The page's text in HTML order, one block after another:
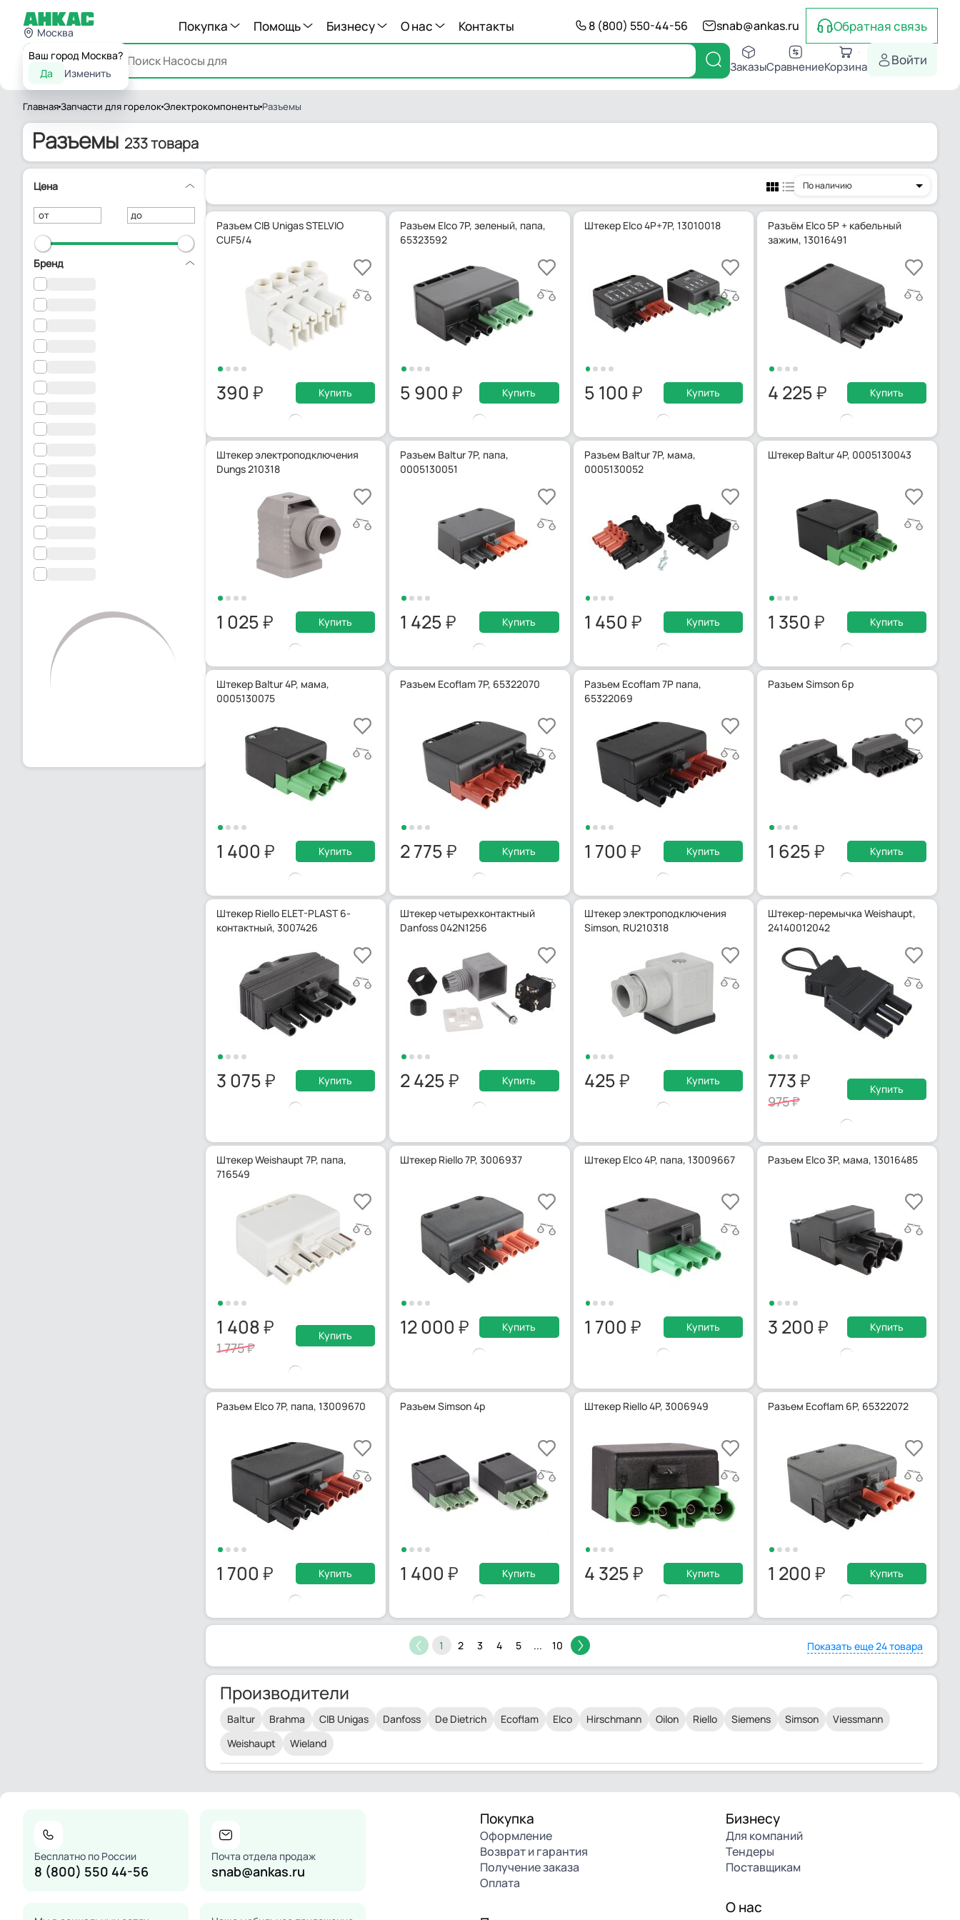
Москва
Ваш город Москва?
Да
Изменить
Покупка Помощь Бизнесу О нас Контакты 8 (800) 550-44-56 snab@ankas.ru Обратная связь
Каталог ЗаказыСравнениеКорзина Войти
ГлавнаяЗапчасти для горелокЭлектрокомпоненты Разъемы
Разъемы 233 товара
Цена
от до
Бренд
По наличию
Разъем CIB Unigas STELVIO
CUF5/4
390 Купить
Разъем Elco 7P, зеленый, папа,
65323592
5 900 Купить
Штекер Elco 4P+7P, 13010018
5 100 Купить
Разъём Elco 5P + кабельный
зажим, 13016491
4 225 Купить
Штекер электроподключения
Dungs 210318
1 025 Купить
Разъем Baltur 7P, папа,
0005130051
1 425 Купить
Разъем Baltur 7P, мама,
0005130052
1 450 Купить
Штекер Baltur 4P, 0005130043
1 350 Купить
Штекер Baltur 4P, мама,
0005130075
1 400 Купить
Разъем Ecoflam 7P, 65322070
2 775 Купить
Разъем Ecoflam 7P папа,
65322069
1 700 Купить
Разъем Simson 6p
1 625 Купить
Штекер Riello ELET-PLAST 6-
контактный, 3007426
3 075 Купить
Штекер четырехконтактный
Danfoss 042N1256
2 425 Купить
Штекер электроподключения
Simson, RU210318
425 Купить
Штекер-перемычка Weishaupt,
24140012042
773
975
Купить
Штекер Weishaupt 7P, папа,
716549
1 408
1 775
Купить
Штекер Riello 7P, 3006937
12 000 Купить
Штекер Elco 4P, папа, 13009667
1 700 Купить
Разъем Elco 3P, мама, 13016485
3 200 Купить
Разъем Elco 7P, папа, 13009670
1 700 Купить
Разъем Simson 4p
1 400 Купить
Штекер Riello 4P, 3006949
4 325 Купить
Разъем Ecoflam 6P, 65322072
1 200 Купить
1 2 3 4 5 ... 10 Показать еще 24 товара
Производители
Baltur Brahma CIB Unigas Danfoss De Dietrich Ecoflam Elco Hirschmann Oilon Riello Siemens Simson
Viessmann
Weishaupt
Wieland
Бесплатно по России
8 (800) 550 44-56
Почта отдела продаж
snab@ankas.ru
Покупка
Оформление
Возврат и гарантия
Получение заказа
Оплата
Бизнесу
Для компаний
Тендеры
Поставщикам
О нас